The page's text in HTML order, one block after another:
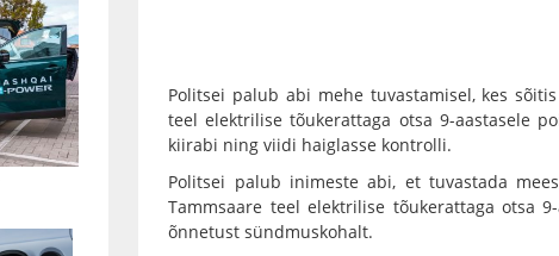
Politsei palub abi mehe tuvastamisel, kes
teel elektrilise tõukerattaga otsa 9-aastasele
kiirabi ning viidi haiglasse kontrolli.
Politsei palub inimeste abi, et tuvastada
Tammsaare teel elektrilise tõukerattaga otsa
õnnetust sündmuskohalt.